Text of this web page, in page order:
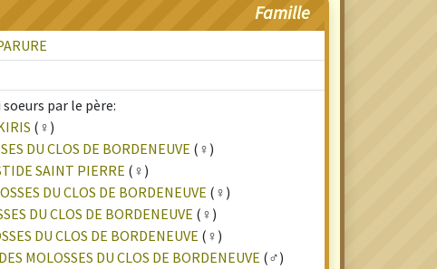
Famille
par le père:
(♀)
DU CLOS DE BORDENEUVE (♀)
SAINT PIERRE (♀)
DU CLOS DE BORDENEUVE (♀)
DU CLOS DE BORDENEUVE (♀)
DU CLOS DE BORDENEUVE (♀)
MOLOSSES DU CLOS DE BORDENEUVE (♂)